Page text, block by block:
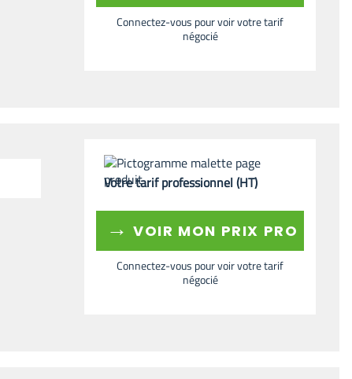
Connectez-vous pour voir votre tarif
négocié
Votre tarif professionnel (HT)
→ VOIR MON PRIX PRO
Connectez-vous pour voir votre tarif
négocié